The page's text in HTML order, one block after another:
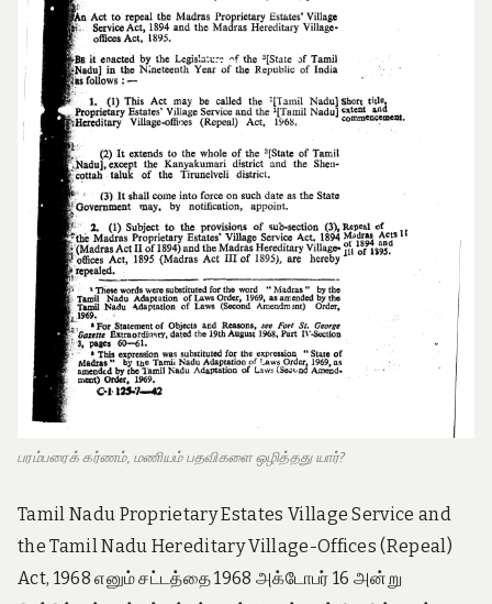
பரம்பரைக் கர்ணம், மணியம் பதவிகளை ஒழித்தது யார்?
Tamil Nadu Proprietary Estates Village Service and
the Tamil Nadu Hereditary Village-Offices (Repeal)
Act, 1968 எனும் சட்டத்தை 1968 அக்டோபர் 16 அன்று